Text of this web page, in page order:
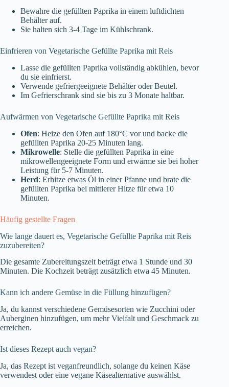
Bewahre die gefüllten Paprika in einem luftdichten
Behälter auf.
Sie halten sich 3-4 Tage im Kühlschrank.
Einfrieren von Vegetarische Gefüllte Paprika mit Reis
Lasse die gefüllten Paprika vollständig abkühlen, bevor
du sie einfrierst.
Verwende gefriergeeignete Behälter oder Beutel.
Im Gefrierschrank sind sie bis zu 3 Monate haltbar.
Aufwärmen von Vegetarische Gefüllte Paprika mit Reis
Ofen: Heize den Ofen auf 180°C vor und backe die
gefüllten Paprika 20-25 Minuten lang.
Mikrowelle: Stelle die gefüllten Paprika in eine
mikrowellengeeignete Form und erwärme sie bei hoher
Leistung für 5-7 Minuten.
Herd: Erhitze etwas Öl in einer Pfanne und brate die
gefüllten Paprika bei mittlerer Hitze für etwa 10
Minuten.
Häufig gestellte Fragen
Wie lange dauert es, Vegetarische Gefüllte Paprika mit Reis
zuzubereiten?
Die gesamte Zubereitungszeit beträgt etwa 1 Stunde und 30
Minuten. Die Kochzeit beträgt zusätzlich etwa 45 Minuten.
Kann ich andere Gemüse in die Füllung hinzufügen?
Ja, du kannst verschiedene Gemüsesorten wie Zucchini oder
Auberginen hinzufügen, um mehr Vielfalt und Geschmack zu
erreichen.
Ist dieses Rezept auch vegan?
Ja, das Rezept ist veganfreundlich, solange du keinen Käse
verwendest oder eine vegane Käsealternative auswählst.